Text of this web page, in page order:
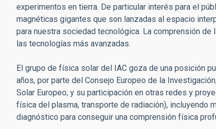
experimentos en tierra. De particular interés para el
magnéticas gigantes que son lanzadas al espacio
para nuestra sociedad tecnológica. La comprensión
las tecnologías más avanzadas.
El grupo de física solar del IAC goza de una posición
años, por parte del Consejo Europeo de la
Solar Europeo; y su participación en otras redes y
física del plasma, transporte de radiación), incluyendo
diagnóstico para conseguir una comprensión física